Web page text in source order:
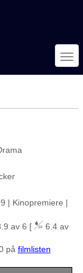
| Kinopremiere |
av 6 [
6.4 av
på filmlisten